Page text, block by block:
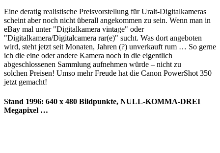
Eine deratig realistische Preisvorstellung für Uralt-Digitalkameras
scheint aber noch nicht überall angekommen zu sein. Wenn man in
eBay mal unter "Digitalkamera vintage" oder
"Digitalkamera/Digitalcamera rar(e)" sucht. Was dort angeboten
wird, steht jetzt seit Monaten, Jahren (?) unverkauft rum … So gerne
ich die eine oder andere Kamera noch in die eigentlich
abgeschlossenen Sammlung aufnehmen würde – nicht zu
solchen Preisen! Umso mehr Freude hat die Canon PowerShot 350
jetzt gemacht!
Stand 1996: 640 x 480 Bildpunkte, NULL-KOMMA-DREI
Megapixel …